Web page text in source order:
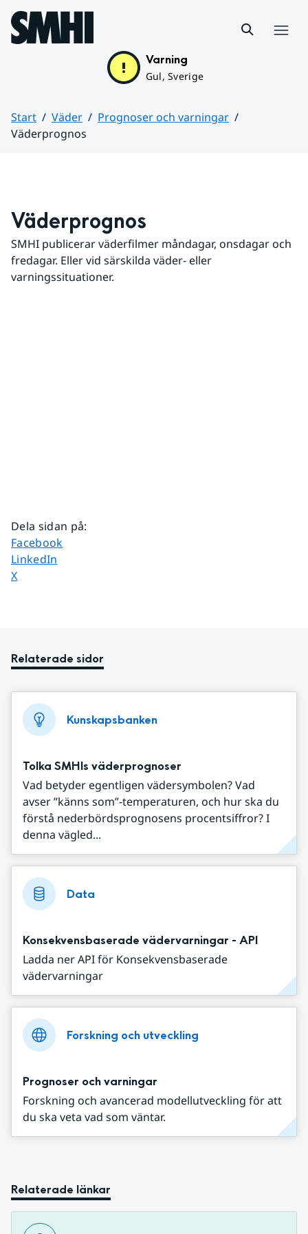
Hoppa till sidans innehåll
Varning
Gul, Sverige
Start Väder
Prognoser och varningar
Väderprognos
Väderprognos
SMHI publicerar väderfilmer måndagar, onsdagar och
fredagar. Eller vid särskilda väder- eller
varningssituationer.
Dela sidan på:
Dela sidan på
Facebook
Dela sidan på
LinkedIn
Dela sidan på
X
Relaterade sidor
Kunskapsbanken
Tolka SMHIs väderprognoser
Vad betyder egentligen vädersymbolen? Vad
avser ”känns som”-temperaturen, och hur ska du
förstå nederbördsprognosens procentsiffror? I
denna vägled...
Data
Konsekvensbaserade vädervarningar - API
Ladda ner API för Konsekvensbaserade
vädervarningar
Forskning och utveckling
Prognoser och varningar
Forskning och avancerad modellutveckling för att
du ska veta vad som väntar.
Relaterade länkar